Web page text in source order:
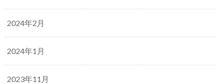
2024年2月
2024年1月
2023年11月